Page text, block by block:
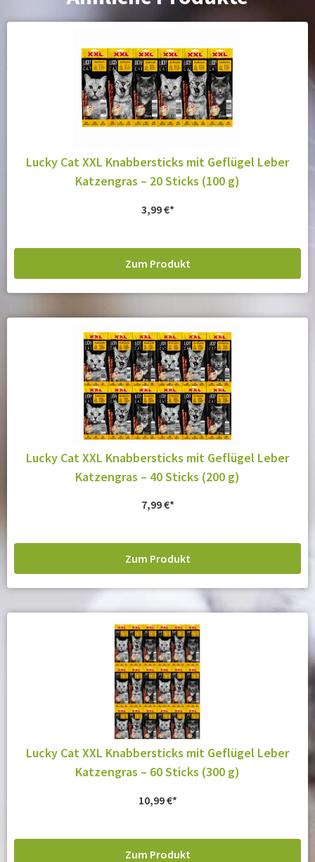
Lucky Cat XXL Knabbersticks mit Geflügel Leber
Katzengras – 20 Sticks (100 g)
3,99€
Zum Produkt
Lucky Cat XXL Knabbersticks mit Geflügel Leber
Katzengras – 40 Sticks (200 g)
7,99€
Zum Produkt
Lucky Cat XXL Knabbersticks mit Geflügel Leber
Katzengras – 60 Sticks (300 g)
10,99€
Zum Produkt